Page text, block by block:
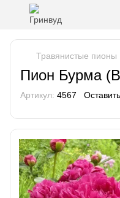
Травянистые пионы
Пион Бурма
Артикул: 4567